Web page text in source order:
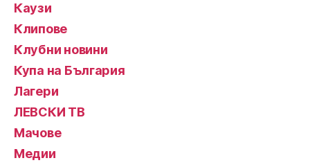
Каузи
Клипове
Клубни новини
Купа на България
Лагери
ЛЕВСКИ ТВ
Мачове
Медии